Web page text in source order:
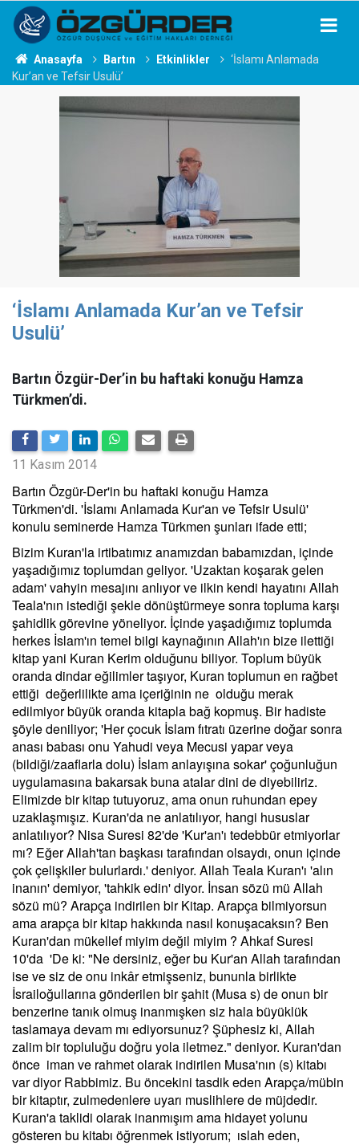
Anasayfa Bartın Etkinlikler
‘İslamı Anlamada
Kur’an ve Tefsir Usulü’
‘İslamı Anlamada Kur’an ve Tefsir
Usulü’
Bartın Özgür-Der’in bu haftaki konuğu Hamza
Türkmen’di.
11 Kasım 2014
Bartın Özgür-Der'in bu haftaki konuğu Hamza
Türkmen'di. 'İslamı Anlamada Kur'an ve Tefsir Usulü'
konulu seminerde Hamza Türkmen şunları ifade etti;
Bizim Kuran'la irtibatımız anamızdan babamızdan, içinde
yaşadığımız toplumdan geliyor. 'Uzaktan koşarak gelen
adam' vahyin mesajını anlıyor ve ilkin kendi hayatını Allah
Teala'nın istediği şekle dönüştürmeye sonra topluma karşı
şahidlik görevine yöneliyor. İçinde yaşadığımız toplumda
herkes İslam'ın temel bilgi kaynağının Allah'ın bize ilettiği
kitap yani Kuran Kerim olduğunu biliyor. Toplum büyük
oranda dindar eğilimler taşıyor, Kuran toplumun en rağbet
ettiği değerlilikte ama içeriğinin ne olduğu merak
edilmiyor büyük oranda kitapla bağ kopmuş. Bir hadiste
şöyle deniliyor; 'Her çocuk İslam fıtratı üzerine doğar sonra
anası babası onu Yahudi veya Mecusi yapar veya
(bildiği/zaaflarla dolu) İslam anlayışına sokar' çoğunluğun
uygulamasına bakarsak buna atalar dini de diyebiliriz.
Elimizde bir kitap tutuyoruz, ama onun ruhundan epey
uzaklaşmışız. Kuran'da ne anlatılıyor, hangi hususlar
anlatılıyor? Nisa Suresi 82'de 'Kur'an'ı tedebbür etmiyorlar
mı? Eğer Allah'tan başkası tarafından olsaydı, onun içinde
çok çelişkiler bulurlardı.' deniyor. Allah Teala Kuran'ı 'alın
inanın' demiyor, 'tahkik edin' diyor. İnsan sözü mü Allah
sözü mü? Arapça indirilen bir Kitap. Arapça bilmiyorsun
ama arapça bir kitap hakkında nasıl konuşacaksın? Ben
Kuran'dan mükellef miyim değil miyim ? Ahkaf Suresi
10'da 'De ki: "Ne dersiniz, eğer bu Kur'an Allah tarafından
ise ve siz de onu inkâr etmişseniz, bununla birlikte
İsrailoğullarına gönderilen bir şahit (Musa s) de onun bir
benzerine tanık olmuş inanmışken siz hala büyüklük
taslamaya devam mı ediyorsunuz? Şüphesiz ki, Allah
zalim bir topluluğu doğru yola iletmez." deniyor. Kuran'dan
önce iman ve rahmet olarak indirilen Musa'nın (s) kitabı
var diyor Rabbimiz. Bu öncekini tasdik eden Arapça/mübin
bir kitaptır, zulmedenlere uyarı muslihlere de müjdedir.
Kuran'a taklidi olarak inanmışım ama hidayet yolunu
gösteren bu kitabı öğrenmek istiyorum; ıslah eden,